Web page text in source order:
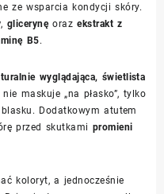
ze wsparcia kondycji skóry.
, glicerynęorazekstrakt z
B5.
wyglądająca, świetlista
maskuje „na płasko”, tylko
Dodatkowym atutem
przed skutkami promieni
koloryt, a jednocześnie